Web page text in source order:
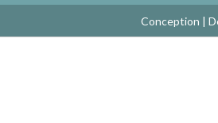
Conception |